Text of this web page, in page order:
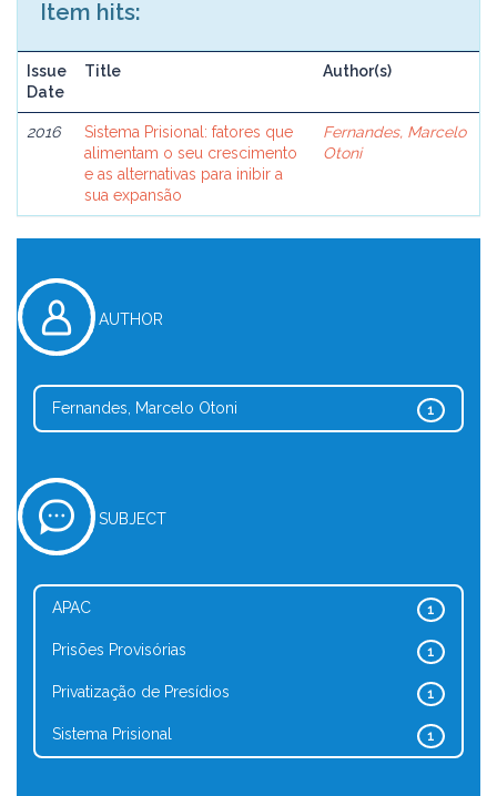
Item hits:
Issue
Date
Title Author(s)
2016
Sistema Prisional: fatores que
alimentam o seu crescimento
e as alternativas para inibir a
sua expansão
Fernandes, Marcelo
Otoni
AUTHOR
1
Fernandes, Marcelo Otoni
SUBJECT
1
APAC
1
Prisões Provisórias
1
Privatização de Presídios
1
Sistema Prisional